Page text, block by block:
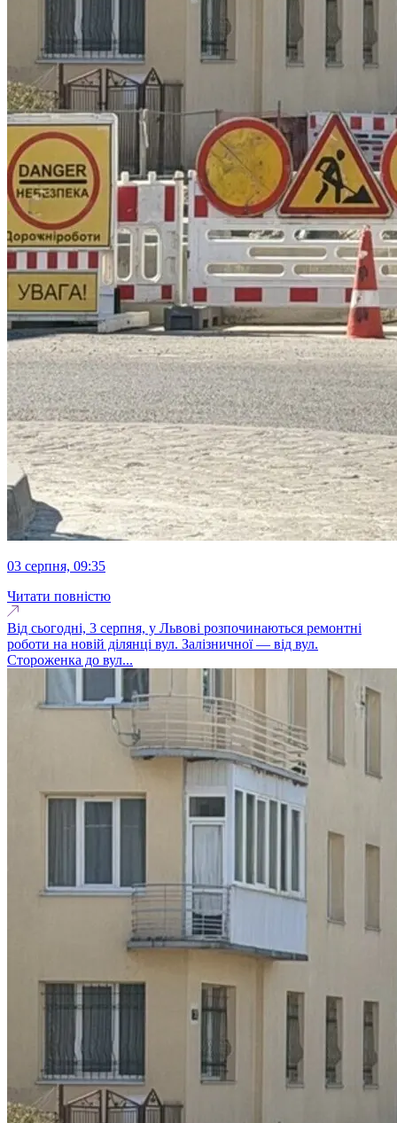
03 серпня, 09:35
Читати повністю
Від сьогодні, 3 серпня, у Львові розпочинаються ремонтні
роботи на новій ділянці вул. Залізничної — від вул.
Стороженка до вул...